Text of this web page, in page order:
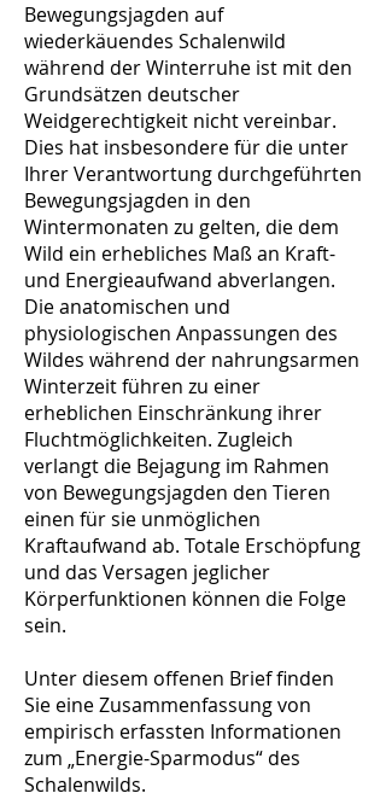
Bewegungsjagden auf
wiederkäuendes Schalenwild
während der Winterruhe ist mit den
Grundsätzen deutscher
Weidgerechtigkeit nicht vereinbar.
Dies hat insbesondere für die unter
Ihrer Verantwortung durchgeführten
Bewegungsjagden in den
Wintermonaten zu gelten, die dem
Wild ein erhebliches Maß an Kraft-
und Energieaufwand abverlangen.
Die anatomischen und
physiologischen Anpassungen des
Wildes während der nahrungsarmen
Winterzeit führen zu einer
erheblichen Einschränkung ihrer
Fluchtmöglichkeiten. Zugleich
verlangt die Bejagung im Rahmen
von Bewegungsjagden den Tieren
einen für sie unmöglichen
Kraftaufwand ab. Totale Erschöpfung
und das Versagen jeglicher
Körperfunktionen können die Folge
sein.
Unter diesem offenen Brief finden
Sie eine Zusammenfassung von
empirisch erfassten Informationen
zum „Energie-Sparmodus“ des
Schalenwilds.